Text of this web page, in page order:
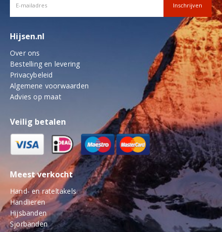
Hijsen.nl
Over ons
Bestelling en levering
Privacybeleid
Algemene voorwaarden
Advies op maat
Veilig betalen
Meest verkocht
Hand- en rateltakels
Handlieren
Hijsbanden
Sjorbanden